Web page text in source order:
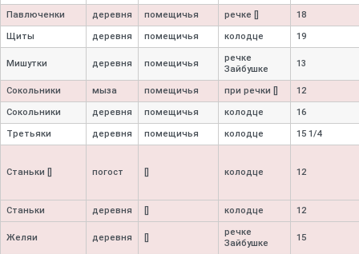
Павлюченки деревня помещичья речке [] 18
Щиты деревня помещичья колодце 19
Мишутки деревня помещичья
речке
Зайбушке
13
Сокольники мыза помещичья при речки [] 12
Сокольники деревня помещичья колодце 16
Третьяки деревня помещичья колодце 15 1/4
Станьки [] погост колодце 12
Станьки деревня колодце 12
Желяи деревня
речке
Зайбушке
15